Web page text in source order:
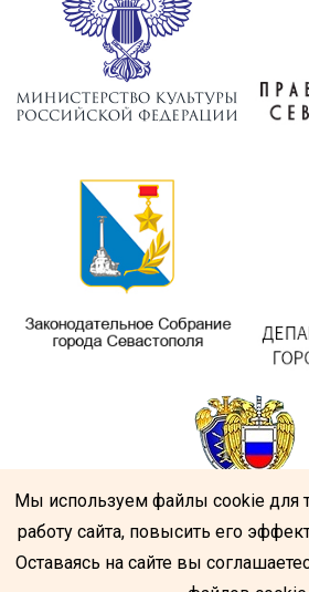
Мы используем файлы cookie для
работу сайта, повысить его
Оставаясь на сайте вы